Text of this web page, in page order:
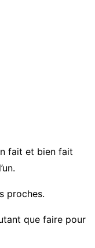
fait et bien fait
proches.
que faire pour